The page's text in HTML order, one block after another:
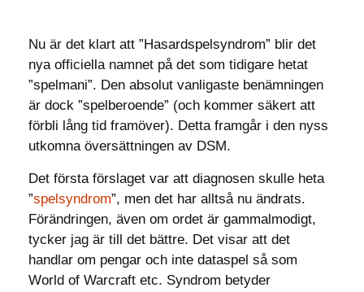
Nu är det klart att ”Hasardspelsyndrom” blir det
nya officiella namnet på det som tidigare hetat
”spelmani”. Den absolut vanligaste benämningen
är dock ”spelberoende” (och kommer säkert att
förbli lång tid framöver). Detta framgår i den nyss
utkomna översättningen av DSM.
Det första förslaget var att diagnosen skulle heta
”spelsyndrom”, men det har alltså nu ändrats.
Förändringen, även om ordet är gammalmodigt,
tycker jag är till det bättre. Det visar att det
handlar om pengar och inte dataspel så som
World of Warcraft etc. Syndrom betyder